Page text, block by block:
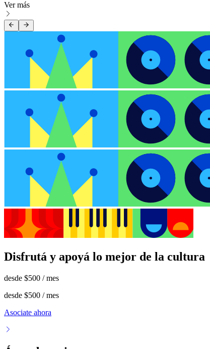
Ver más
Disfrutá y apoyá lo mejor de la cultura
desde $500 / mes
desde $500 / mes
Asociate ahora